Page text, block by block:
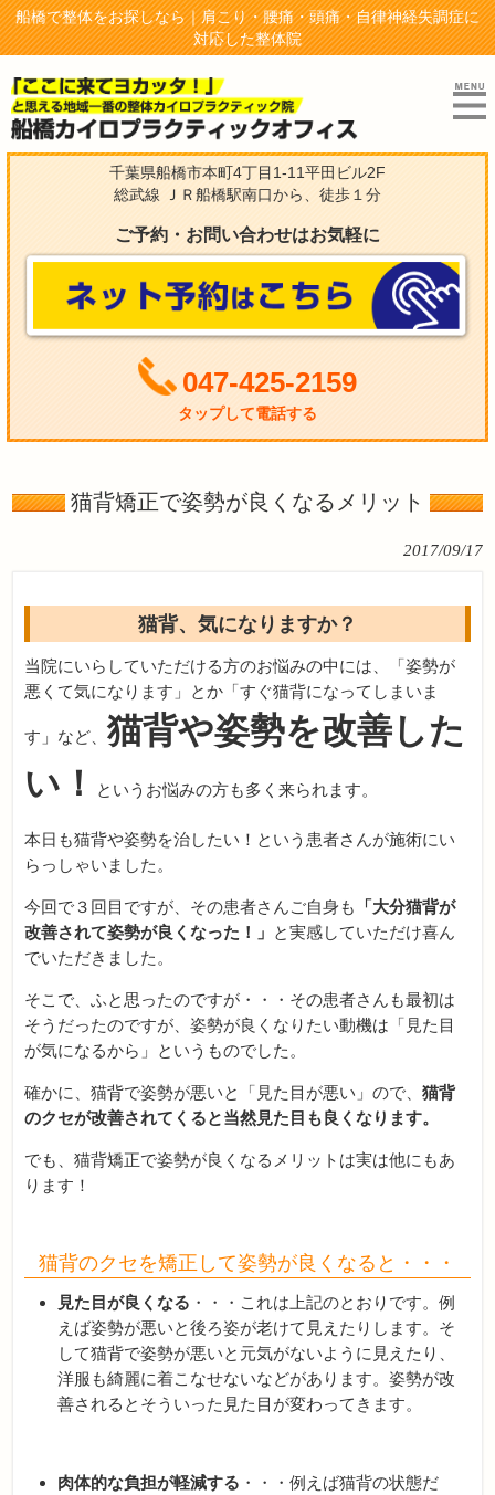
船橋で整体をお探しなら｜肩こり・腰痛・頭痛・自律神経失調症に
対応した整体院
千葉県船橋市本町4丁目1-11平田ビル2F
総武線 ＪＲ船橋駅南口から、徒歩１分
ご予約・お問い合わせはお気軽に
047-425-2159
タップして電話する
猫背矯正で姿勢が良くなるメリット
2017/09/17
猫背、気になりますか？
当院にいらしていただける方のお悩みの中には、「姿勢が
悪くて気になります」とか「すぐ猫背になってしまいま
す」など、猫背や姿勢を改善した
い！
というお悩みの方も多く来られます。
本日も猫背や姿勢を治したい！という患者さんが施術にい
らっしゃいました。
今回で３回目ですが、その患者さんご自身も
「大分猫背が
改善されて姿勢が良くなった！」 と実感していただけ喜ん
でいただきました。
そこで、ふと思ったのですが・・・その患者さんも最初は
そうだったのですが、姿勢が良くなりたい動機は「見た目
が気になるから」というものでした。
確かに、猫背で姿勢が悪いと「見た目が悪い」ので、猫背
のクセが改善されてくると当然見た目も良くなります。
でも、猫背矯正で姿勢が良くなるメリットは実は他にもあ
ります！
猫背のクセを矯正して姿勢が良くなると・・・
見た目が良くなる ・・・これは上記のとおりです。例
えば姿勢が悪いと後ろ姿が老けて見えたりします。そ
して猫背で姿勢が悪いと元気がないように見えたり、
洋服も綺麗に着こなせないなどがあります。姿勢が改
善されるとそういった見た目が変わってきます。
肉体的な負担が軽減する ・・・例えば猫背の状態だ